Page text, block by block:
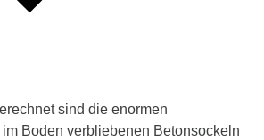
sind die enormen
Boden verbliebenen Betonsockeln